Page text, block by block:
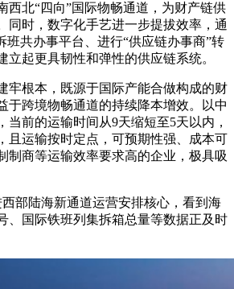
西北“四向”国际物畅通道，为财产链供
同时，数字化手艺进一步提拔效率，通
班共办事平台、进行“供应链办事商”转
立起更具韧性和弹性的供应链系统。
根本，既源于国际产能合做构成的财
于跨境物畅通道的持续降本增效。以中
当前的运输时间从9天缩短至5天以内，
且运输按时定点，可预期性强、成本可
制商等运输效率要求高的企业，极具吸
陆海新通道运营安排核心，看到海
、国际铁班列集拆箱总量等数据正及时